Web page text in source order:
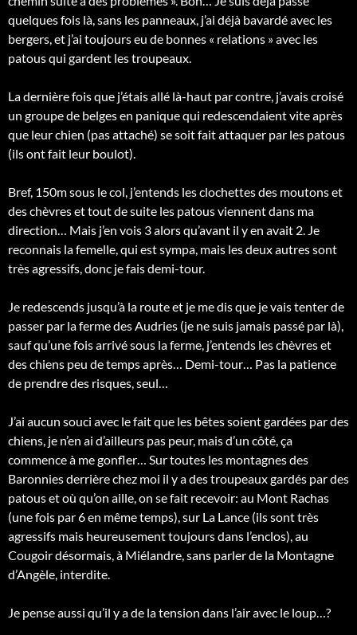
quelques fois là, sans les panneaux, j’ai déjà bavardé avec les
bergers, et j’ai toujours eu de bonnes « relations » avec les
patous qui gardent les troupeaux.
La dernièrefois que j’étais allé là-haut par contre, j’avais croisé
un groupe de belges en panique qui redescendaient vite après
que leur chien (pas attaché) se soit fait attaquer par les patous
(ils ont fait leur boulot).
Bref, 150m sous le col, j’entends les clochettes des moutons et
des chèvres et tout de suite les patous viennent dans ma
direction… Mais j’en vois 3 alors qu’avant il y en avait 2. Je
reconnais la femelle, qui est sympa, mais les deux autres sont
très agressifs, donc je fais demi-tour.
Je redescends jusqu’à la route et je me dis que je vais tenter de
passer par la ferme des Audries (je ne suis jamais passé par là),
sauf qu’une fois arrivé sous la ferme, j’entends les chèvres et
des chiens peu de temps après… Demi-tour… Pas la patience
de prendre des risques, seul…
J’ai aucun souci avec le fait que les bêtes soient gardées par des
chiens, je n’en ai d’ailleurs pas peur, mais d’un côté, ça
commence à me gonfler… Sur toutes les montagnes des
Baronnies derrière chez moi il y a des troupeaux gardés par des
patous et où qu’on aille, on se fait recevoir: au Mont Rachas
(une fois par 6 en même temps), sur La Lance (ils sont très
agressifs mais heureusement toujours dans l’enclos), au
Cougoir désormais, à Miélandre, sans parler de la Montagne
d’Angèle, interdite.
Je pense aussi qu’il y a de la tension dans l’air avec le loup…?